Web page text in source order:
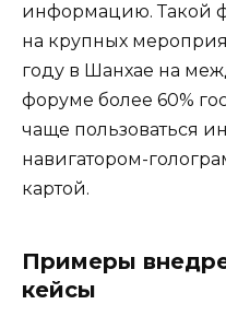
информацию. Такой
на крупных
году в Шанхае на
форуме более 60%
чаще пользоваться
навигатором-
картой.
Примеры
кейсы